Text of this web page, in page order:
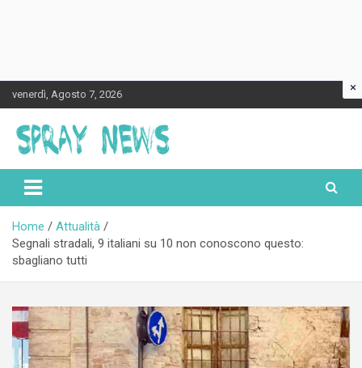
to
content
venerdì, Agosto 7, 2026
Spraynews.it
Home
Attualità
Segnali stradali, 9 italiani su 10 non conoscono questo:
sbagliano tutti
×